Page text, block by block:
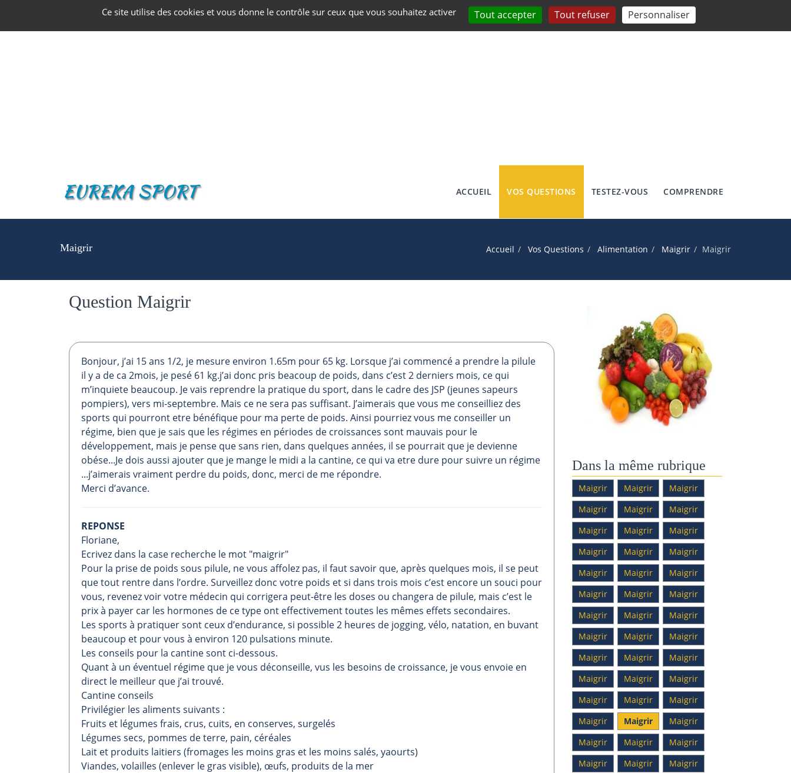
ACCUEIL VOS QUESTIONS TESTEZ-VOUS COMPRENDRE
Maigrir Accueil Vos Questions Alimentation Maigrir Maigrir
Question Maigrir
Bonjour, j’ai 15 ans 1/2, je mesure environ 1.65m pour 65 kg. Lorsque j’ai commencé a prendre la pilule
il y a de ca 2mois, je pesé 61 kg.j’ai donc pris beacoup de poids, dans c’est 2 derniers mois, ce qui
m’inquiete beaucoup. Je vais reprendre la pratique du sport, dans le cadre des JSP (jeunes sapeurs
pompiers), vers mi-septembre. Mais ce ne sera pas suffisant. J’aimerais que vous me conseilliez des
sports qui pourront etre bénéfique pour ma perte de poids. Ainsi pourriez vous me conseiller un
régime, bien que je sais que les régimes en périodes de croissances sont mauvais pour le
développement, mais je pense que sans rien, dans quelques années, il se pourrait que je devienne
obése...Je dois aussi ajouter que je mange le midi a la cantine, ce qui va etre dure pour suivre un régime
...j’aimerais vraiment perdre du poids, donc, merci de me répondre.
Merci d’avance.
REPONSE
Floriane,
Ecrivez dans la case recherche le mot "maigrir"
Pour la prise de poids sous pilule, ne vous affolez pas, il faut savoir que, après quelques mois, il se peut
que tout rentre dans l’ordre. Surveillez donc votre poids et si dans trois mois c’est encore un souci pour
vous, revenez voir votre médecin qui corrigera peut-être les doses ou changera de pilule, mais c’est le
prix à payer car les hormones de ce type ont effectivement toutes les mêmes effets secondaires.
Les sports à pratiquer sont ceux d’endurance, si possible 2 heures de jogging, vélo, natation, en buvant
beaucoup et pour vous à environ 120 pulsations minute.
Les conseils pour la cantine sont ci-dessous.
Quant à un éventuel régime que je vous déconseille, vus les besoins de croissance, je vous envoie en
direct le meilleur que j’ai trouvé.
Cantine conseils
Privilégier les aliments suivants :
Fruits et légumes frais, crus, cuits, en conserves, surgelés
Légumes secs, pommes de terre, pain, céréales
Lait et produits laitiers (fromages les moins gras et les moins salés, yaourts)
Viandes, volailles (enlever le gras visible), œufs, produits de la mer
Dans la même rubrique
Maigrir Maigrir
Maigrir
Maigrir
Maigrir
Maigrir
Maigrir
Maigrir
Maigrir
Maigrir
Maigrir
Maigrir
Maigrir
Maigrir
Maigrir
Maigrir
Maigrir
Maigrir
Maigrir
Maigrir
Maigrir
Maigrir
Maigrir
Maigrir
Maigrir
Maigrir
Maigrir
Maigrir
Maigrir
Maigrir
Maigrir
Maigrir
Maigrir
Maigrir
Maigrir
Maigrir
Maigrir
Maigrir
Maigrir
Maigrir
Maigrir
Maigrir
Ce site utilise des cookies et vous donne le contrôle sur ceux que vous souhaitez activer Tout accepter Tout refuser Personnaliser